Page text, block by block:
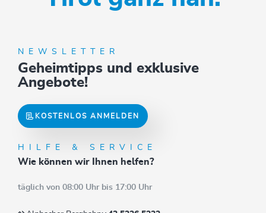
NEWSLETTER
Geheimtipps und exklusive
Angebote!
KOSTENLOS ANMELDEN
HILFE & SERVICE
Wie können wir Ihnen helfen?
täglich von 08:00 Uhr bis 17:00 Uhr